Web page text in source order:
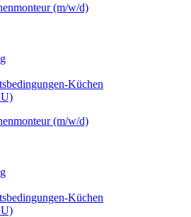
(m/w/d)
Küchen
(m/w/d)
Küchen